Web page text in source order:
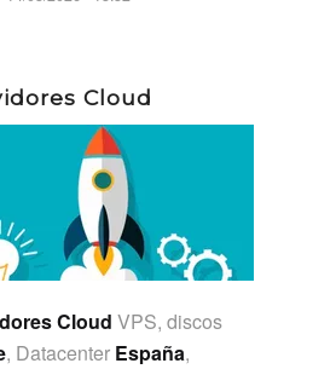
Cloud
Cloud VPS, discos
, Datacenter España,